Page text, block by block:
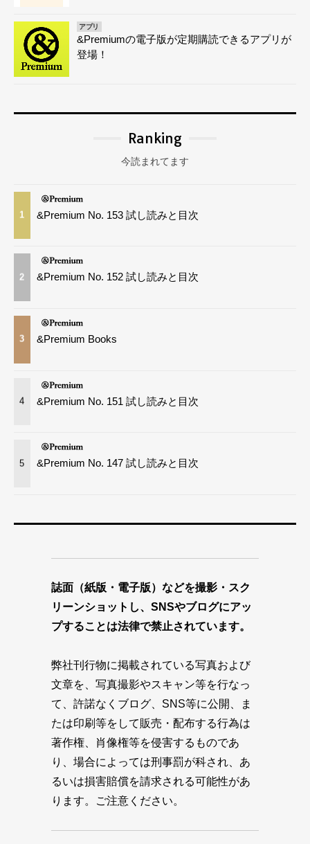
アプリ
&Premiumの電子版が定期購読できるアプリが
登場！
Ranking
今読まれてます
1 &Premium No. 153 試し読みと目次
2 &Premium No. 152 試し読みと目次
3 &Premium Books
4 &Premium No. 151 試し読みと目次
5 &Premium No. 147 試し読みと目次
誌面（紙版・電子版）などを撮影・スク
リーンショットし、SNSやブログにアッ
プすることは法律で禁止されています。
弊社刊行物に掲載されている写真および
文章を、写真撮影やスキャン等を行なっ
て、許諾なくブログ、SNS等に公開、ま
たは印刷等をして販売・配布する行為は
著作権、肖像権等を侵害するものであ
り、場合によっては刑事罰が科され、あ
るいは損害賠償を請求される可能性があ
ります。ご注意ください。